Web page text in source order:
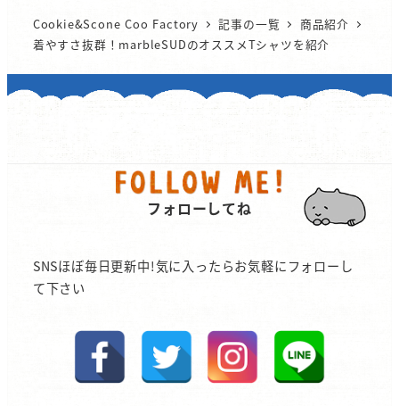
Cookie&Scone Coo Factory 記事の一覧
商品紹介
着やすさ抜群！marbleSUDのオススメTシャツを紹介
フォローしてね
SNSほぼ毎日更新中!気に入ったらお気軽にフォローし
て下さい